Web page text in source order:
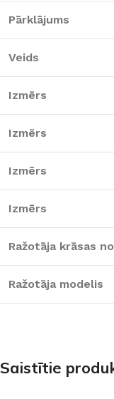
Pārklājums
Veids
Izmērs
Izmērs
Izmērs
Izmērs
Ražotāja krāsas
Ražotāja modelis
Saistītie